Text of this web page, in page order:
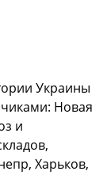
Украины
Новая
и
Харьков,